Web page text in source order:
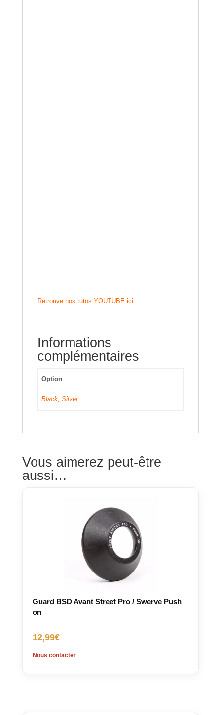
Retrouve nos tutos YOUTUBE ici
Informations
complémentaires
Option
Black,Silver
Vous aimerez peut-être
aussi…
Guard BSD Avant Street Pro / Swerve Push
on
12,99€
Nous contacter